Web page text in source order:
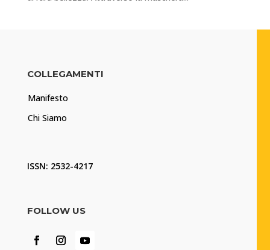
COLLEGAMENTI
Manifesto
Chi Siamo
ISSN: 2532-4217
FOLLOW US